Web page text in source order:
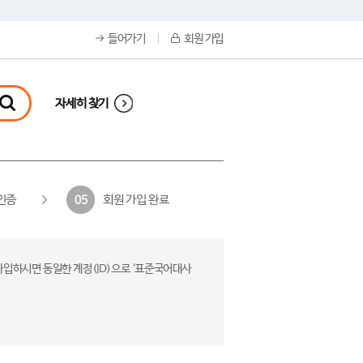
들어가기 회원 가입
자세히 찾기
증 05 회원 가입 완료
하시면 동일한 계정(ID)으로 ‘표준국어대사